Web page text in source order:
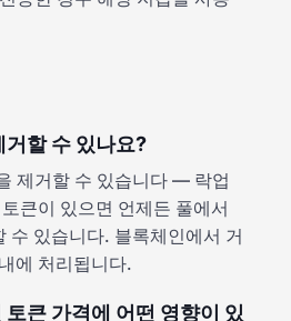
할 수 있나요?
제거할 수 있습니다 — 락업
큰이 있으면 언제든 풀에서
수 있습니다. 블록체인에서 거
에 처리됩니다.
큰 가격에 어떤 영향이 있